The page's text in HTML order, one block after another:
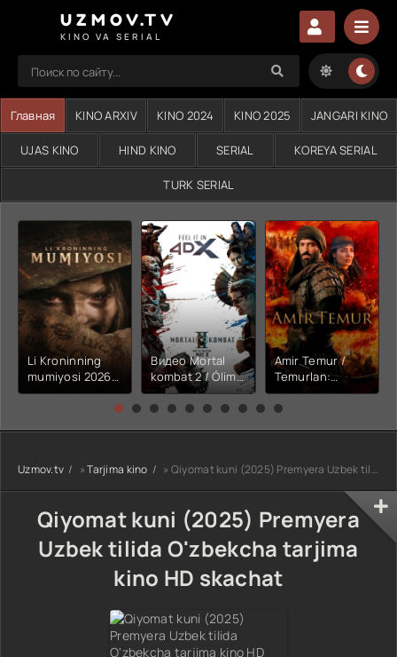
UZMOV.TV
KINO VA SERIAL
Главная KINO ARXIV KINO 2024 KINO 2025 JANGARI KINO
UJAS KINO HIND KINO SERIAL KOREYA SERIAL
TURK SERIAL
Li Kroninning
mumiyosi 2026
(uzbek tilida
kino) tarjima HD
Видео Mortal
kombat 2 / Ólim
jangi 2 (2026)
Uzbek tilida
Amir Temur /
Temurlan:
Fathchining
yuksalishi
tarjima kino Full
HD tas-ix
Uzmov.tv »Tarjima kino » Qiyomat kuni (2025) Premyera Uzbek tilida O'zbekcha tarjima kino HD skachat
Qiyomat kuni (2025) Premyera
Uzbek tilida O'zbekcha tarjima
kino HD skachat